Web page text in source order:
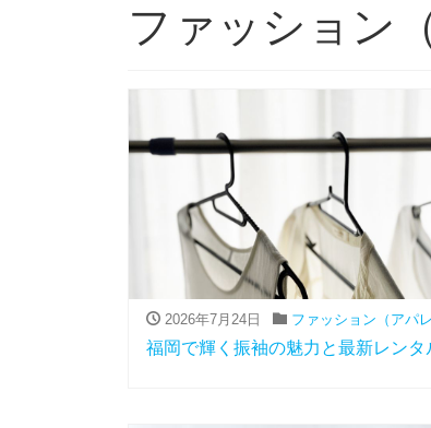
ファッション
2026年7月24日 ファッション（アパレル
福岡で輝く振袖の魅力と最新レンタ